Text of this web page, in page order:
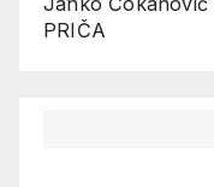
PRIČA